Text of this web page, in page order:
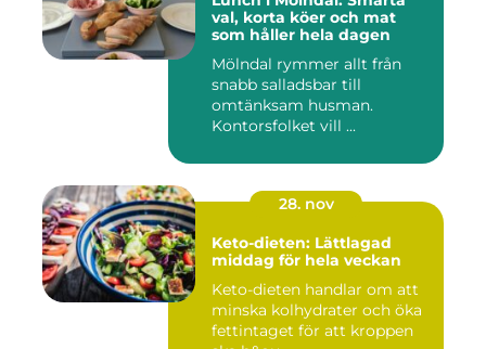
val, korta köer och mat
som håller hela dagen
Mölndal rymmer allt från
snabb salladsbar till
omtänksam husman.
Kontorsfolket vill ...
28. nov
Keto-dieten: Lättlagad
middag för hela veckan
Keto-dieten handlar om att
minska kolhydrater och öka
fettintaget för att kroppen